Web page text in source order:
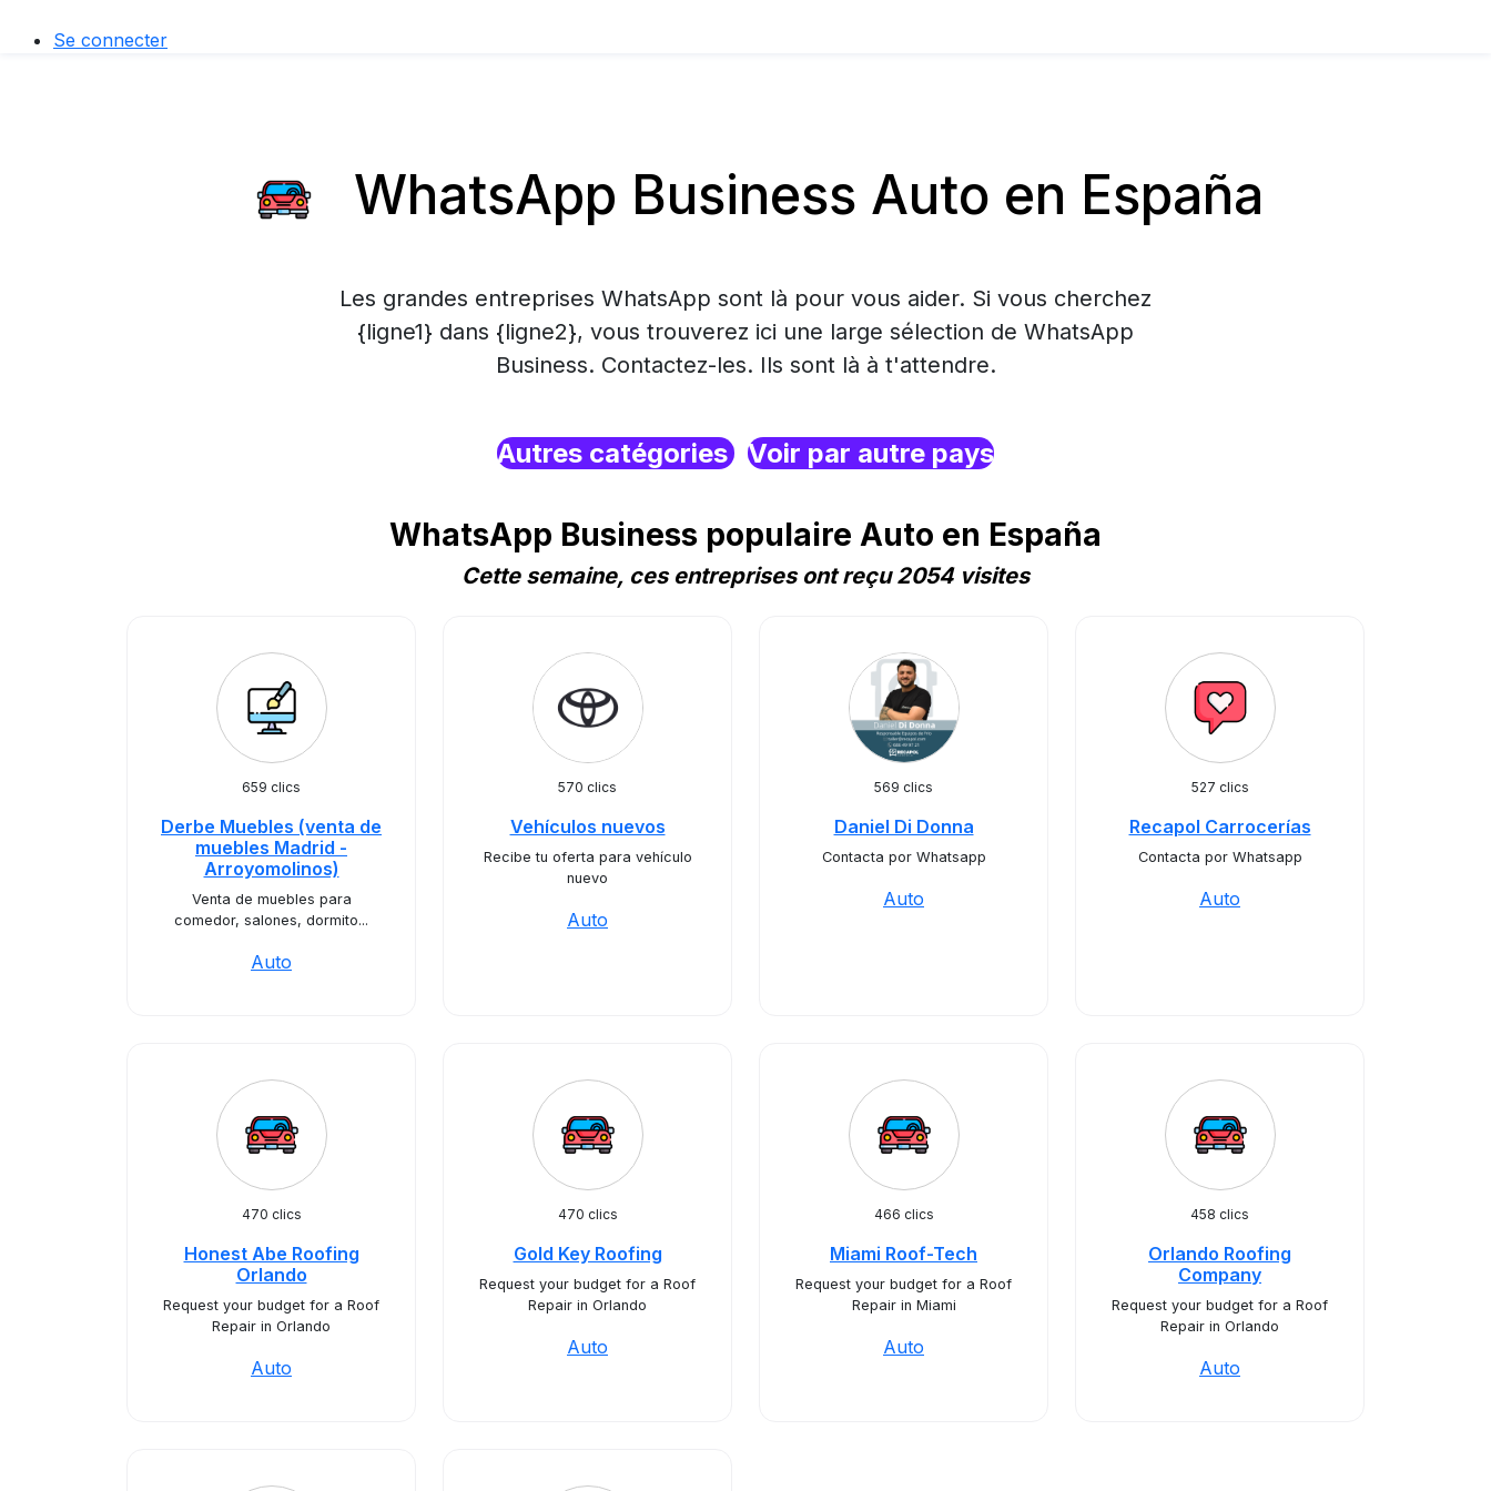
Se connecter
WhatsApp Business Auto en España
Les grandes entreprises WhatsApp sont là pour vous aider. Si vous cherchez
{ligne1} dans {ligne2}, vous trouverez ici une large sélection de WhatsApp
Business. Contactez-les. Ils sont là à t'attendre.
Autres catégories Voir par autre pays
WhatsApp Business populaire Auto en España
Cette semaine, ces entreprises ont reçu 2054 visites
659 clics
Derbe Muebles (venta de
muebles Madrid -
Arroyomolinos)
Venta de muebles para
comedor, salones, dormito...
Auto
570 clics
Vehículos nuevos
Recibe tu oferta para vehículo
nuevo
Auto
569 clics
Daniel Di Donna
Contacta por Whatsapp
Auto
527 clics
Recapol Carrocerías
Contacta por Whatsapp
Auto
470 clics
Honest Abe Roofing
Orlando
Request your budget for a Roof
Repair in Orlando
Auto
470 clics
Gold Key Roofing
Request your budget for a Roof
Repair in Orlando
Auto
466 clics
Miami Roof-Tech
Request your budget for a Roof
Repair in Miami
Auto
458 clics
Orlando Roofing
Company
Request your budget for a Roof
Repair in Orlando
Auto